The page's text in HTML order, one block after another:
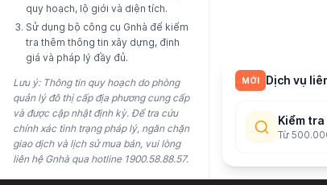
quy hoạch, lộ giới và diện tích.
Sử dụng bộ công cụ Gnhà để kiểm
tra thêm thông tin xây dựng, định
giá và pháp lý đầy đủ.
Lưu ý: Thông tin quy hoạch do phòng
quản lý đô thị cấp địa phương cung cấp
và được cập nhật định kỳ. Để tra cứu
chính xác tình trạng pháp lý, ngăn chặn
giao dịch và lịch sử mua bán, vui lòng
liên hệ Gnhà qua hotline 1900.58.88.57.
MỚI Dịch vụ
Kiểm
Từ